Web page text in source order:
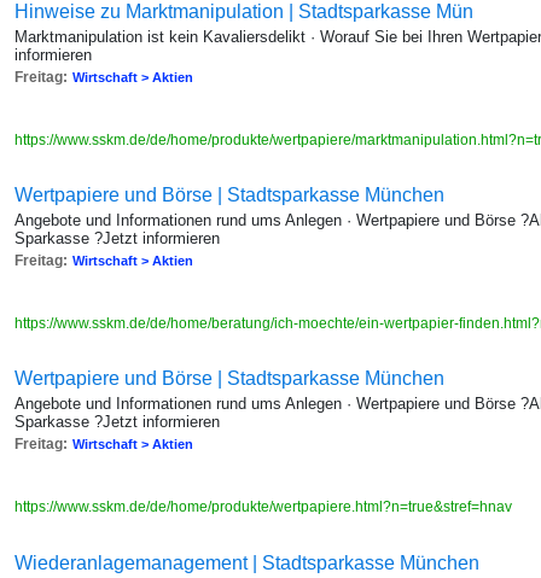
Hinweise zu Marktmanipulation | Stadtsparkasse Mün
Marktmanipulation ist kein Kavaliersdelikt · Worauf Sie bei Ihren
informieren
Freitag: Wirtschaft > Aktien
https://www.sskm.de/de/home/produkte/wertpapiere/
Wertpapiere und Börse | Stadtsparkasse München
Angebote und Informationen rund ums Anlegen · Wertpapiere und Börse
Sparkasse ?Jetzt informieren
Freitag: Wirtschaft > Aktien
https://www.sskm.de/de/home/beratung/ich-moechte/ein-wertpapier-
Wertpapiere und Börse | Stadtsparkasse München
Angebote und Informationen rund ums Anlegen · Wertpapiere und Börse
Sparkasse ?Jetzt informieren
Freitag: Wirtschaft > Aktien
https://www.sskm.de/de/home/produkte/wertpapiere.html?n=true&stref=hnav
Wiederanlage­management | Stadtsparkasse München